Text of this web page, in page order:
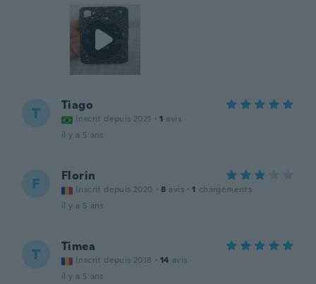
T Tiago
Inscrit depuis 2021 · 1 avis
il y a 5 ans
F Florin
Inscrit depuis 2020 · 8 avis · 1 chargements
il y a 5 ans
T Timea
Inscrit depuis 2018 · 14 avis
il y a 5 ans